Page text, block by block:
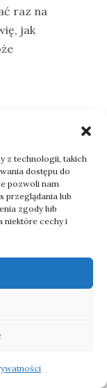
z technologii, takich
dostępu do
pozwoli nam
przeglądania lub
zgody lub
niektóre cechy i
raz na
jak